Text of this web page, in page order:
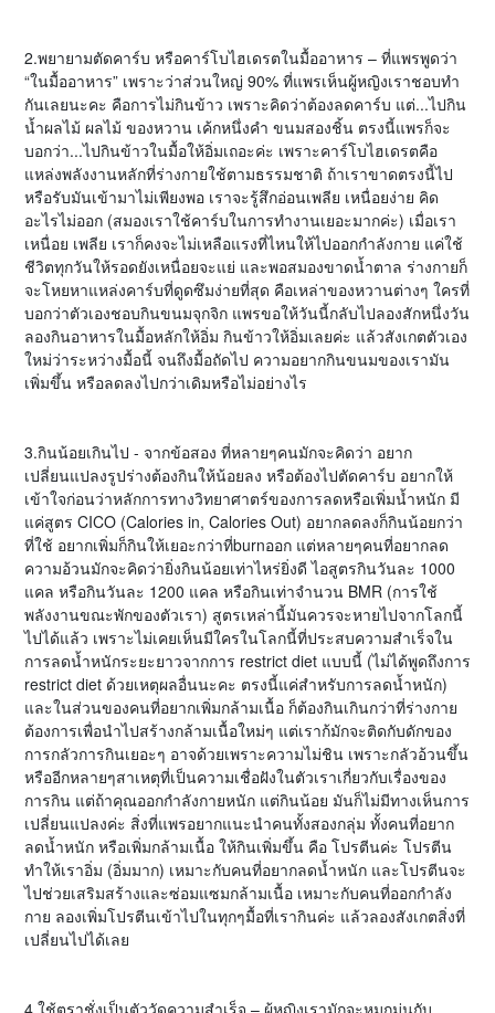
2.พยายามตัดคาร์บ หรือคาร์โบไฮเดรตในมื้ออาหาร – ที่แพรพูดว่า
“ในมื้ออาหาร” เพราะว่าส่วนใหญ่ 90% ที่แพรเห็นผู้หญิงเราชอบทำ
กันเลยนะคะ คือการไม่กินข้าว เพราะคิดว่าต้องลดคาร์บ แต่...ไปกิน
น้ำผลไม้ ผลไม้ ของหวาน เค้กหนึ่งคำ ขนมสองชิ้น ตรงนี้แพรก็จะ
บอกว่า...ไปกินข้าวในมื้อให้อิ่มเถอะค่ะ เพราะคาร์โบไฮเดรตคือ
แหล่งพลังงานหลักที่ร่างกายใช้ตามธรรมชาติ ถ้าเราขาดตรงนี้ไป
หรือรับมันเข้ามาไม่เพียงพอ เราจะรู้สึกอ่อนเพลีย เหนื่อยง่าย คิด
อะไรไม่ออก (สมองเราใช้คาร์บในการทำงานเยอะมากค่ะ) เมื่อเรา
เหนื่อย เพลีย เราก็คงจะไม่เหลือแรงที่ไหนให้ไปออกกำลังกาย แค่ใช้
ชีวิตทุกวันให้รอดยังเหนื่อยจะแย่ และพอสมองขาดน้ำตาล ร่างกายก็
จะโหยหาแหล่งคาร์บที่ดูดซึมง่ายที่สุด คือเหล่าของหวานต่างๆ ใครที่
บอกว่าตัวเองชอบกินขนมจุกจิก แพรขอให้วันนี้กลับไปลองสักหนึ่งวัน
ลองกินอาหารในมื้อหลักให้อิ่ม กินข้าวให้อิ่มเลยค่ะ แล้วสังเกตตัวเอง
ใหม่ว่าระหว่างมื้อนี้ จนถึงมื้อถัดไป ความอยากกินขนมของเรามัน
เพิ่มขึ้น หรือลดลงไปกว่าเดิมหรือไม่อย่างไร
3.กินน้อยเกินไป - จากข้อสอง ที่หลายๆคนมักจะคิดว่า อยาก
เปลี่ยนแปลงรูปร่างต้องกินให้น้อยลง หรือต้องไปตัดคาร์บ อยากให้
เข้าใจก่อนว่าหลักการทางวิทยาศาตร์ของการลดหรือเพิ่มน้ำหนัก มี
แค่สูตร CICO (Calories in, Calories Out) อยากลดลงก็กินน้อยกว่า
ที่ใช้ อยากเพิ่มก็กินให้เยอะกว่าที่burnออก แต่หลายๆคนที่อยากลด
ความอ้วนมักจะคิดว่ายิ่งกินน้อยเท่าไหร่ยิ่งดี ไอสูตรกินวันละ 1000
แคล หรือกินวันละ 1200 แคล หรือกินเท่าจำนวน BMR (การใช้
พลังงานขณะพักของตัวเรา) สูตรเหล่านี้มันควรจะหายไปจากโลกนี้
ไปได้แล้ว เพราะไม่เคยเห็นมีใครในโลกนี้ที่ประสบความสำเร็จใน
การลดน้ำหนักระยะยาวจากการ restrict diet แบบนี้ (ไม่ได้พูดถึงการ
restrict diet ด้วยเหตุผลอื่นนะคะ ตรงนี้แค่สำหรับการลดน้ำหนัก)
และในส่วนของคนที่อยากเพิ่มกล้ามเนื้อ ก็ต้องกินเกินกว่าที่ร่างกาย
ต้องการเพื่อนำไปสร้างกล้ามเนื้อใหม่ๆ แต่เราก้มักจะติดกับดักของ
การกลัวการกินเยอะๆ อาจด้วยเพราะความไม่ชิน เพราะกลัวอ้วนขึ้น
หรืออีกหลายๆสาเหตุที่เป็นความเชื่อฝังในตัวเราเกี่ยวกับเรื่องของ
การกิน แต่ถ้าคุณออกกำลังกายหนัก แต่กินน้อย มันก็ไม่มีทางเห็นการ
เปลี่ยนแปลงค่ะ สิ่งที่แพรอยากแนะนำคนทั้งสองกลุ่ม ทั้งคนที่อยาก
ลดน้ำหนัก หรือเพิ่มกล้ามเนื้อ ให้กินเพิ่มขึ้น คือ โปรตีนค่ะ โปรตีน
ทำให้เราอิ่ม (อิ่มมาก) เหมาะกับคนที่อยากลดน้ำหนัก และโปรตีนจะ
ไปช่วยเสริมสร้างและซ่อมแซมกล้ามเนื้อ เหมาะกับคนที่ออกกำลัง
กาย ลองเพิ่มโปรตีนเข้าไปในทุกๆมื้อที่เรากินค่ะ แล้วลองสังเกตสิ่งที่
เปลี่ยนไปได้เลย
4.ใช้ตราชั่งเป็นตัววัดความสำเร็จ – ผู้หญิงเรามักจะหมกมุ่นกับ